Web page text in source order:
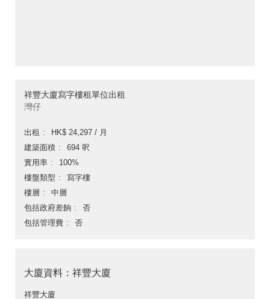
祥豐大廈寫字樓租單位出租
灣仔
出租
HK$ 24,297 / 月
建築面積
694 呎
實用率
100%
樓盤類型
寫字樓
樓層
中層
包括政府差餉
否
包括管理費
否
大廈資料：祥豐大廈
祥豐大廈